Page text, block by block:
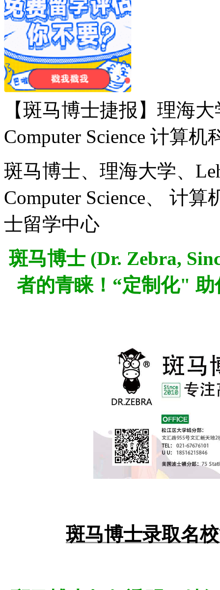
【斑马博士捷报】理海
Computer Science 计算
斑马博士、理海大学、
Computer Science、 计
士留学中心
斑马博士 (Dr. Zebra,
者的青睐！“定制化"
斑马博士录取名